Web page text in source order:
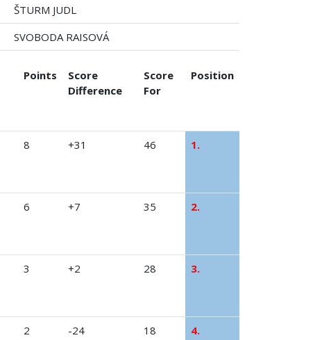
ŠTURM JUDL
SVOBODA RAISOVÁ
Points
Score
Difference
Score
For
Position
8 +31 46 1.
6 +7 35 2.
3 +2 28 3.
2 -24 18 4.